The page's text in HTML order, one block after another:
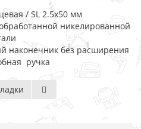
/ SL 2.5х50 мм
никелированной
наконечник без расширения
ручка